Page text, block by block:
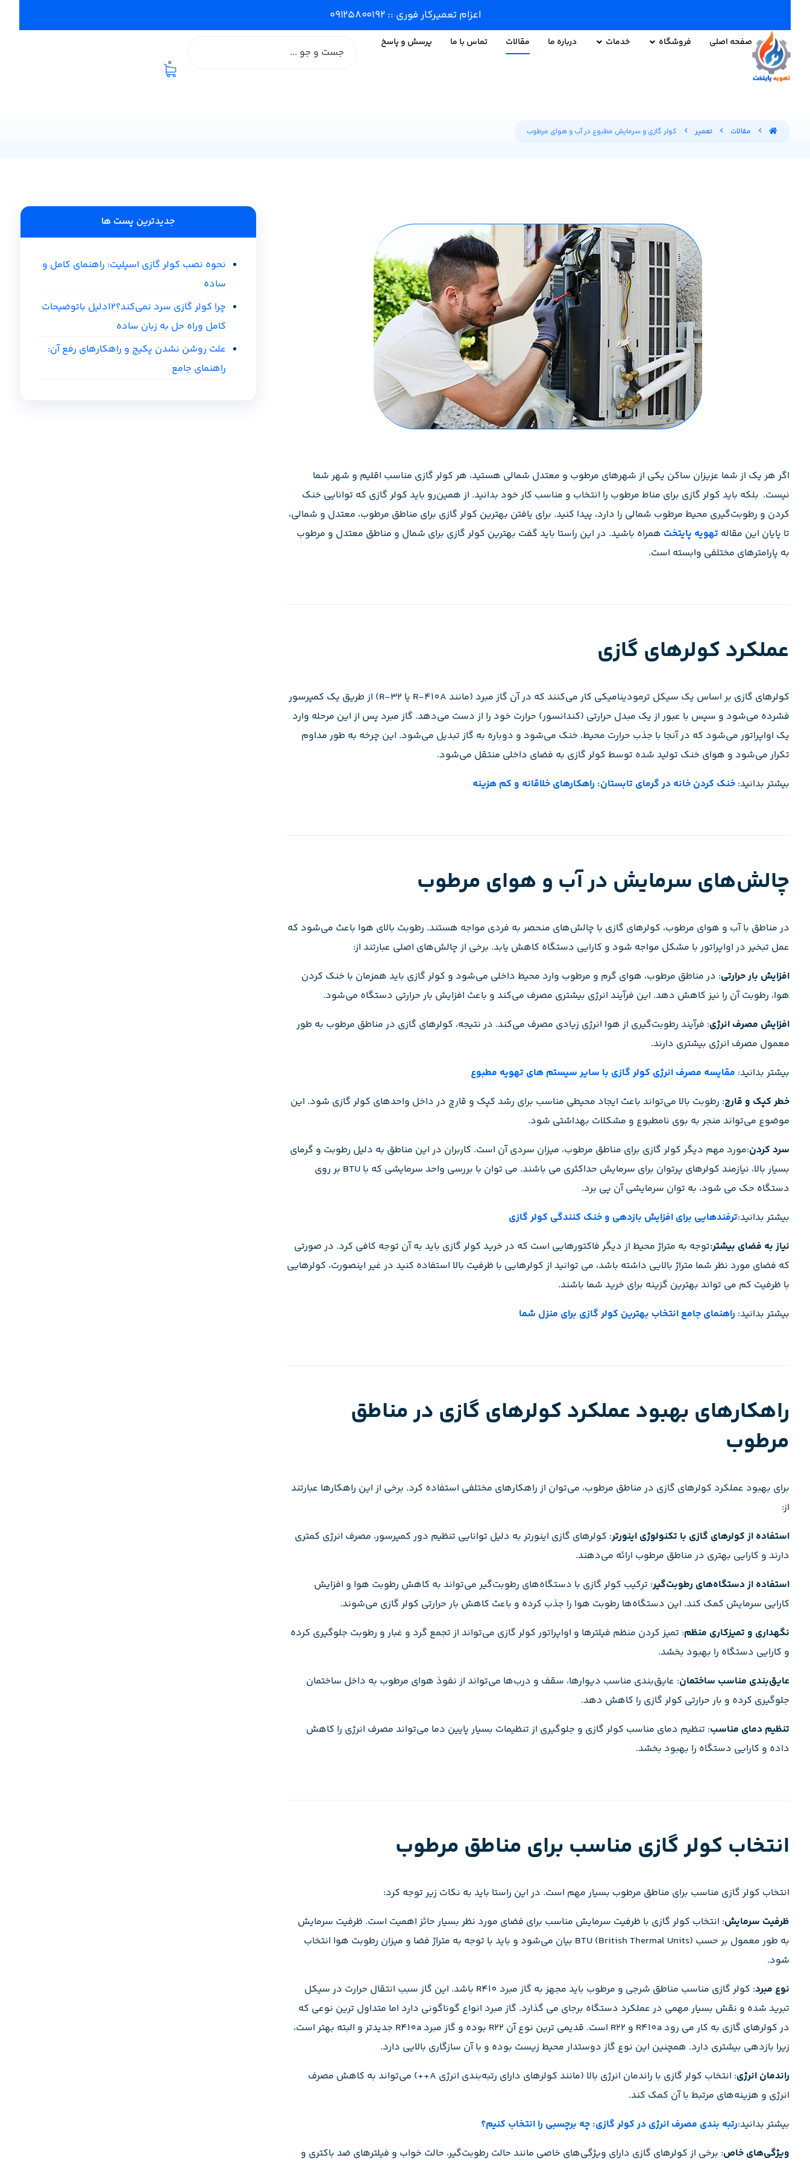
اعزام تعمیرکار فوری :: ۰۹۱۲۵۸۰۰۱۹۲
صفحه اصلی فروشگاه خدمات درباره ما مقالات تماس با ما پرسش و پاسخ
0
مقالات تعمیر کولر گازی و سرمایش مطبوع در آب و هوای مرطوب
اگر هر یک از شما عزیزان ساکن یکی از شهرهای مرطوب و معتدل شمالی هستید، هر کولر گازی مناسب اقلیم و شهر شما
نیست. بلکه باید کولر گازی برای مناط مرطوب را انتخاب و مناسب کار خود بدانید. از همین‌رو باید کولر گازی که توانایی خنک
کردن و رطوبت‌گیری محیط مرطوب شمالی را دارد، پیدا کنید. برای یافتن بهترین کولر گازی برای مناطق مرطوب، معتدل و شمالی،
تا پایان این مقاله تهویه پایتخت همراه باشید. در این راستا باید گفت بهترین کولر گازی برای شمال و مناطق معتدل و مرطوب
به پارامترهای مختلفی وابسته‌ است.
عملکرد کولرهای گازی
کولرهای گازی بر اساس یک سیکل ترمودینامیکی کار می‌کنند که در آن گاز مبرد (مانند R-410A یا R-32) از طریق یک کمپرسور
فشرده می‌شود و سپس با عبور از یک مبدل حرارتی (کندانسور) حرارت خود را از دست می‌دهد. گاز مبرد پس از این مرحله وارد
یک اواپراتور می‌شود که در آنجا با جذب حرارت محیط، خنک می‌شود و دوباره به گاز تبدیل می‌شود. این چرخه به طور مداوم
تکرار می‌شود و هوای خنک تولید شده توسط کولر گازی به فضای داخلی منتقل می‌شود.
بیشتر بدانید: خنک کردن خانه در گرمای تابستان: راهکارهای خلاقانه و کم هزینه
چالش‌های سرمایش در آب و هوای مرطوب
در مناطق با آب و هوای مرطوب، کولرهای گازی با چالش‌های منحصر به فردی مواجه هستند. رطوبت بالای هوا باعث می‌شود که
عمل تبخیر در اواپراتور با مشکل مواجه شود و کارایی دستگاه کاهش یابد. برخی از چالش‌های اصلی عبارتند از:
افزایش بار حرارتی: در مناطق مرطوب، هوای گرم و مرطوب وارد محیط داخلی می‌شود و کولر گازی باید همزمان با خنک کردن
هوا، رطوبت آن را نیز کاهش دهد. این فرآیند انرژی بیشتری مصرف می‌کند و باعث افزایش بار حرارتی دستگاه می‌شود.
افزایش مصرف انرژی: فرآیند رطوبت‌گیری از هوا انرژی زیادی مصرف می‌کند. در نتیجه، کولرهای گازی در مناطق مرطوب به طور
معمول مصرف انرژی بیشتری دارند.
بیشتر بدانید: مقایسه مصرف انرژی کولر گازی با سایر سیستم های تهویه مطبوع
خطر کپک و قارچ: رطوبت بالا می‌تواند باعث ایجاد محیطی مناسب برای رشد کپک و قارچ در داخل واحدهای کولر گازی شود. این
موضوع می‌تواند منجر به بوی نامطبوع و مشکلات بهداشتی شود.
سرد کردن:مورد مهم دیگر کولر گازی برای مناطق مرطوب، میزان سردی آن است. کاربران در این مناطق به دلیل رطوبت و گرمای
بسیار بالا، نیازمند کولرهای پرتوان برای سرمایش حداکثری می باشند. می توان با بررسی واحد سرمایشی که با BTU بر روی
دستگاه حک می شود، به توان سرمایشی آن پی برد.
بیشتر بدانید:ترفندهایی برای افزایش بازدهی و خنک کنندگی کولر گازی
نیاز به فضای بیشتر:توجه به متراژ محیط از دیگر فاکتورهایی است که در خرید کولر گازی باید به آن توجه کافی کرد. در صورتی
که فضای مورد نظر شما متراژ بالایی داشته باشد، می توانید از کولرهایی با ظرفیت بالا استفاده کنید در غیر اینصورت، کولرهایی
با ظرفیت کم می تواند بهترین گزینه برای خرید شما باشند.
بیشتر بدانید: راهنمای جامع انتخاب بهترین کولر گازی برای منزل شما
راهکارهای بهبود عملکرد کولرهای گازی در مناطق
مرطوب
برای بهبود عملکرد کولرهای گازی در مناطق مرطوب، می‌توان از راهکارهای مختلفی استفاده کرد. برخی از این راهکارها عبارتند
از:
استفاده از کولرهای گازی با تکنولوژی اینورتر: کولرهای گازی اینورتر به دلیل توانایی تنظیم دور کمپرسور، مصرف انرژی کمتری
دارند و کارایی بهتری در مناطق مرطوب ارائه می‌دهند.
استفاده از دستگاه‌های رطوبت‌گیر: ترکیب کولر گازی با دستگاه‌های رطوبت‌گیر می‌تواند به کاهش رطوبت هوا و افزایش
کارایی سرمایش کمک کند. این دستگاه‌ها رطوبت هوا را جذب کرده و باعث کاهش بار حرارتی کولر گازی می‌شوند.
نگهداری و تمیزکاری منظم: تمیز کردن منظم فیلترها و اواپراتور کولر گازی می‌تواند از تجمع گرد و غبار و رطوبت جلوگیری کرده
و کارایی دستگاه را بهبود بخشد.
عایق‌بندی مناسب ساختمان: عایق‌بندی مناسب دیوارها، سقف و درب‌ها می‌تواند از نفوذ هوای مرطوب به داخل ساختمان
جلوگیری کرده و بار حرارتی کولر گازی را کاهش دهد.
تنظیم دمای مناسب: تنظیم دمای مناسب کولر گازی و جلوگیری از تنظیمات بسیار پایین دما می‌تواند مصرف انرژی را کاهش
داده و کارایی دستگاه را بهبود بخشد.
انتخاب کولر گازی مناسب برای مناطق مرطوب
انتخاب کولر گازی مناسب برای مناطق مرطوب بسیار مهم است. در این راستا باید به نکات زیر توجه کرد:
ظرفیت سرمایش: انتخاب کولر گازی با ظرفیت سرمایش مناسب برای فضای مورد نظر بسیار حائز اهمیت است. ظرفیت سرمایش
به طور معمول بر حسب BTU (British Thermal Units) بیان می‌شود و باید با توجه به متراژ فضا و میزان رطوبت هوا انتخاب
شود.
نوع مبرد
: کولر گازی مناسب مناطق شرجی و مرطوب باید مجهز به گاز مبرد R410 باشد. این گاز سبب انتقال حرارت در سیکل
تبرید شده و نقش بسیار مهمی در عملکرد دستگاه برجای می گذارد. گاز مبرد انواع گوناگونی دارد اما متداول ترین نوعی که
در کولرهای گازی به کار می رود R410a و R22 است. قدیمی ترین نوع آن R22 بوده و گاز مبرد R410a جدیدتر و البته بهتر است،
زیرا بازدهی بیشتری دارد. همچنین این نوع گاز دوستدار محیط زیست بوده و با آن سازگاری بالایی دارد.
راندمان انرژی
: انتخاب کولر گازی با راندمان انرژی بالا (مانند کولرهای دارای رتبه‌بندی انرژی A++) می‌تواند به کاهش مصرف
انرژی و هزینه‌های مرتبط با آن کمک کند.
بیشتر بدانید:رتبه بندی مصرف انرژی در کولر گازی: چه برچسبی را انتخاب کنیم؟
ویژگی‌های خاص: برخی از کولرهای گازی دارای ویژگی‌های خاصی مانند حالت رطوبت‌گیر، حالت خواب و فیلترهای ضد باکتری و
جدیدترین پست ها
نحوه نصب کولر گازی اسپلیت: راهنمای کامل و
ساده
چرا کولر گازی سرد نمی‌کند؟12دلیل باتوضیحات
کامل وراه حل به زبان ساده
علت روشن نشدن پکیج و راهکارهای رفع آن:
راهنمای جامع